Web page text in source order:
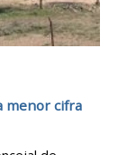
menor cifra